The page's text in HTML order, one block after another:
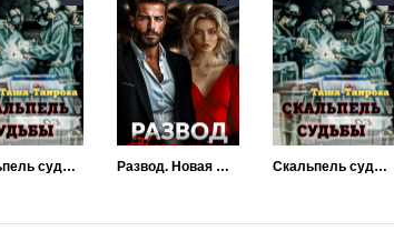
Скальпель судьбы Развод. Новая жизнь Скальпель судьбы